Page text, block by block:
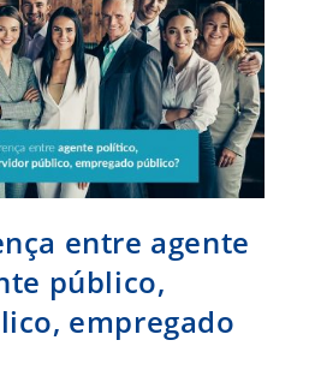
entre agente
público,
empregado